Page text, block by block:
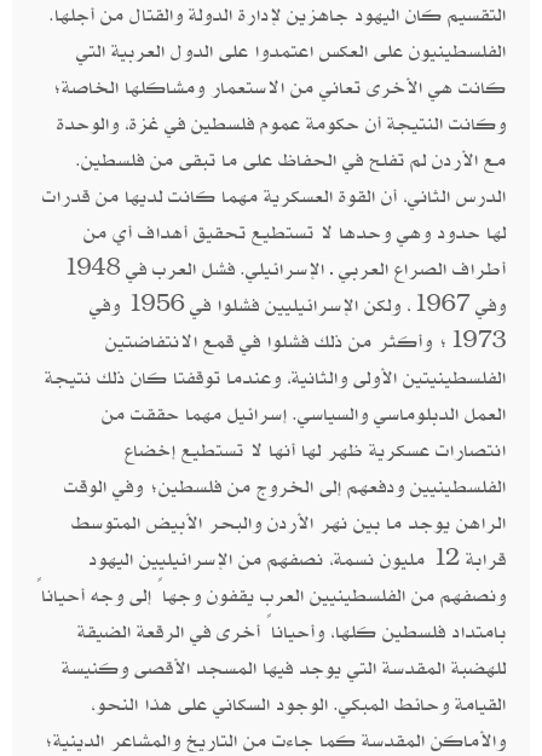
التقسيم كان اليهود جاهزين لإدارة الدولة والقتال من أجلها.
الفلسطينيون على العكس اعتمدوا على الدول العربية التي
كانت هي الأخرى تعاني من الاستعمار ومشاكلها الخاصة؛
وكانت النتيجة أن حكومة عموم فلسطين في غزة، والوحدة
مع الأردن لم تفلح في الحفاظ على ما تبقى من فلسطين.
الدرس الثاني، أن القوة العسكرية مهما كانت لديها من قدرات
لها حدود وهي وحدها لا تستطيع تحقيق أهداف أي من
أطراف الصراع العربي ـ الإسرائيلي. فشل العرب في 1948
وفي 1967، ولكن الإسرائيليين فشلوا في 1956 وفي
1973؛ وأكثر من ذلك فشلوا في قمع الانتفاضتين
الفلسطينيتين الأولى والثانية، وعندما توقفتا كان ذلك نتيجة
العمل الدبلوماسي والسياسي. إسرائيل مهما حققت من
انتصارات عسكرية ظهر لها أنها لا تستطيع إخضاع
الفلسطينيين ودفعهم إلى الخروج من فلسطين؛ وفي الوقت
الراهن يوجد ما بين نهر الأردن والبحر الأبيض المتوسط
قرابة 12 مليون نسمة، نصفهم من الإسرائيليين اليهود
ونصفهم من الفلسطينيين العرب يقفون وجهاً إلى وجه أحياناً
بامتداد فلسطين كلها، وأحياناً أخرى في الرقعة الضيقة
للهضبة المقدسة التي يوجد فيها المسجد الأقصى وكنيسة
القيامة وحائط المبكي. الوجود السكاني على هذا النحو،
والأماكن المقدسة كما جاءت من التاريخ والمشاعر الدينية؛